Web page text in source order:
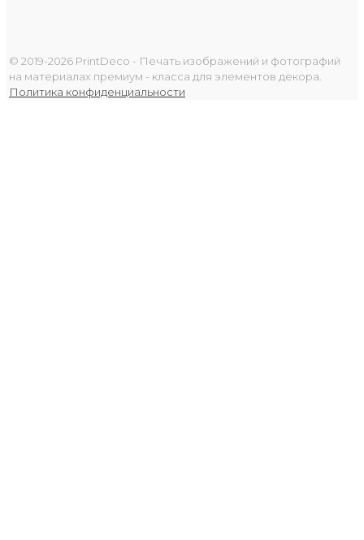
© 2019-2026 PrintDeco - Печать изображений и фотографий
на материалах премиум - класса для элементов декора.
Политика конфиденциальности